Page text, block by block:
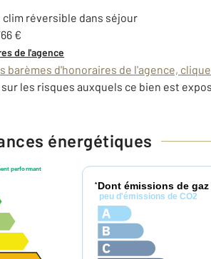
clim réversible dans séjour
€
de l'agence
barèmes d'honoraires de l'agence,
les risques auxquels ce bien est
énergétiques
performant
* Dont émissions de
peu d'émissions de CO2